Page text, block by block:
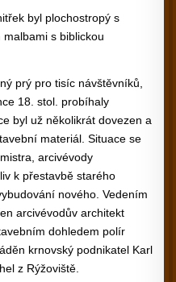
byl plochostropý s
s biblickou
prý pro tisíc návštěvníků,
18. stol. probíhaly
byl už několikrát dovezen a
materiál. Situace se
arcivévody
k přestavbě starého
nového. Vedením
arcivévodův architekt
dohledem polír
krnovský podnikatel Karl
z Rýžoviště.